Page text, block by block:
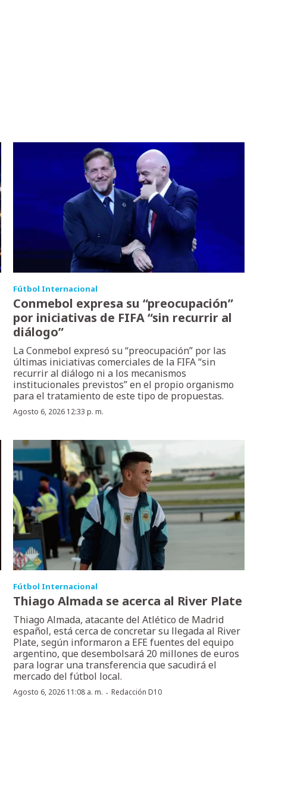
Fútbol Internacional
Conmebol expresa su “preocupación”
por iniciativas de FIFA “sin recurrir al
diálogo”
La Conmebol expresó su “preocupación” por las
últimas iniciativas comerciales de la FIFA “sin
recurrir al diálogo ni a los mecanismos
institucionales previstos” en el propio organismo
para el tratamiento de este tipo de propuestas.
Agosto 6, 2026 12:33 p. m.
Fútbol Internacional
Thiago Almada se acerca al River Plate
Thiago Almada, atacante del Atlético de Madrid
español, está cerca de concretar su llegada al River
Plate, según informaron a EFE fuentes del equipo
argentino, que desembolsará 20 millones de euros
para lograr una transferencia que sacudirá el
mercado del fútbol local.
Agosto 6, 2026 11:08 a. m. · Redacción D10